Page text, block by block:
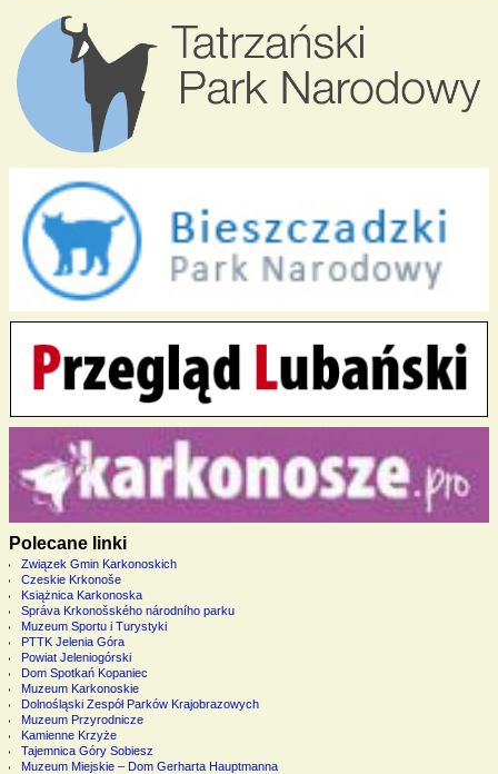
Polecane linki
Związek Gmin Karkonoskich
Czeskie Krkonoše
Książnica Karkonoska
Správa Krkonošského národního parku
Muzeum Sportu i Turystyki
PTTK Jelenia Góra
Powiat Jeleniogórski
Dom Spotkań Kopaniec
Muzeum Karkonoskie
Dolnośląski Zespół Parków Krajobrazowych
Muzeum Przyrodnicze
Kamienne Krzyże
Tajemnica Góry Sobiesz
Muzeum Miejskie – Dom Gerharta Hauptmanna